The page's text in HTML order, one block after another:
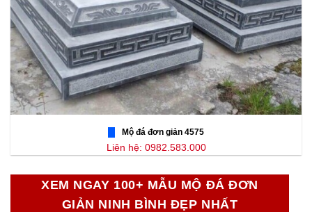
Mộ đá đơn giản 4575
Liên hệ: 0982.583.000
XEM NGAY 100+ MẪU MỘ ĐÁ ĐƠN
GIẢN NINH BÌNH ĐẸP NHẤT